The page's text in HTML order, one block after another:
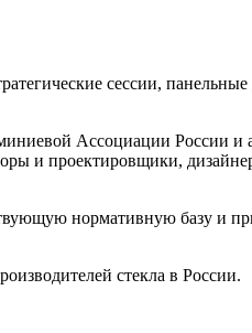
сессии,
Ассоциации России и
и проектировщики,
нормативную базу и
стекла в России.